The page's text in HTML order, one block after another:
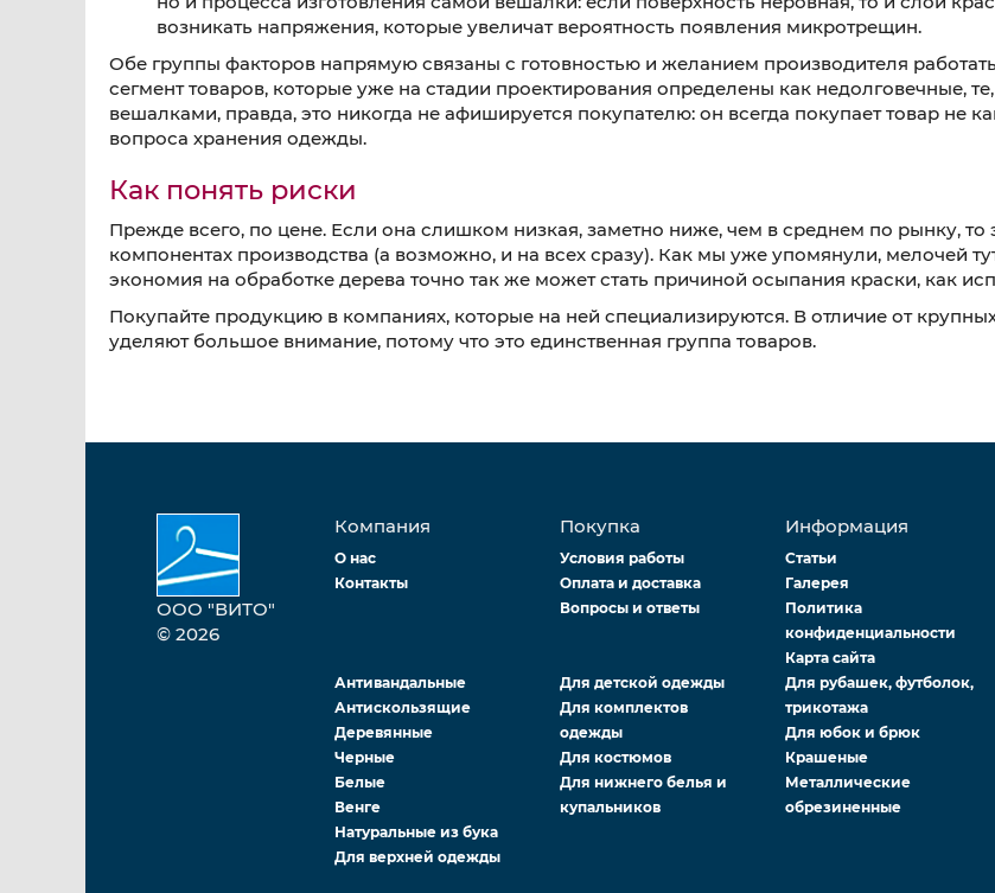
возникать напряжения, которые увеличат вероятность появления микротрещин.
Обе группы факторов напрямую связаны с готовностью и желанием производителя
сегмент товаров, которые уже на стадии проектирования определены как недолговечные,
вешалками, правда, это никогда не афишируется покупателю: он всегда покупает товар не
вопроса хранения одежды.
Как понять риски
Прежде всего, по цене. Если она слишком низкая, заметно ниже, чем в среднем по рынку,
компонентах производства (а возможно, и на всех сразу). Как мы уже упомянули, мелочей
экономия на обработке дерева точно так же может стать причиной осыпания краски, как
Покупайте продукцию в компаниях, которые на ней специализируются. В отличие от
уделяют большое внимание, потому что это единственная группа товаров.
ООО "ВИТО"
© 2026
Компания
О нас
Контакты
Покупка
Условия работы
Оплата и доставка
Вопросы и ответы
Информация
Статьи
Галерея
Политика
конфиденциальности
Карта сайта
Антивандальные
Антискользящие
Деревянные
Черные
Белые
Венге
Натуральные из бука
Для верхней одежды
Для детской одежды
Для комплектов
одежды
Для костюмов
Для нижнего белья и
купальников
Для рубашек, футболок,
трикотажа
Для юбок и брюк
Крашеные
Металлические
обрезиненные